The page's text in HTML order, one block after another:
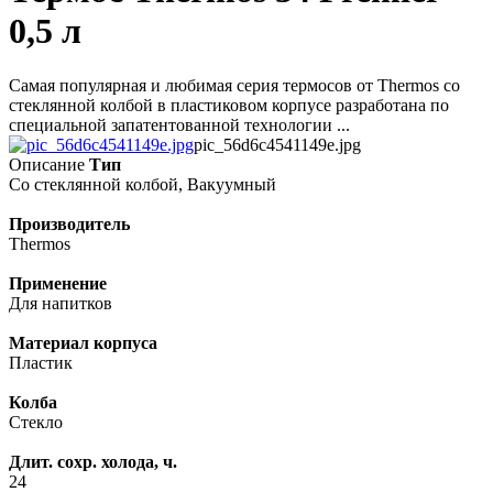
0,5 л
Самая популярная и любимая серия термосов от Thermos со
стеклянной колбой в пластиковом корпусе разработана по
специальной запатентованной технологии ...
pic_56d6c4541149e.jpg
Описание Тип
Со стеклянной колбой, Вакуумный
Производитель
Thermos
Применение
Для напитков
Материал корпуса
Пластик
Колба
Стекло
Длит. сохр. холода, ч.
24